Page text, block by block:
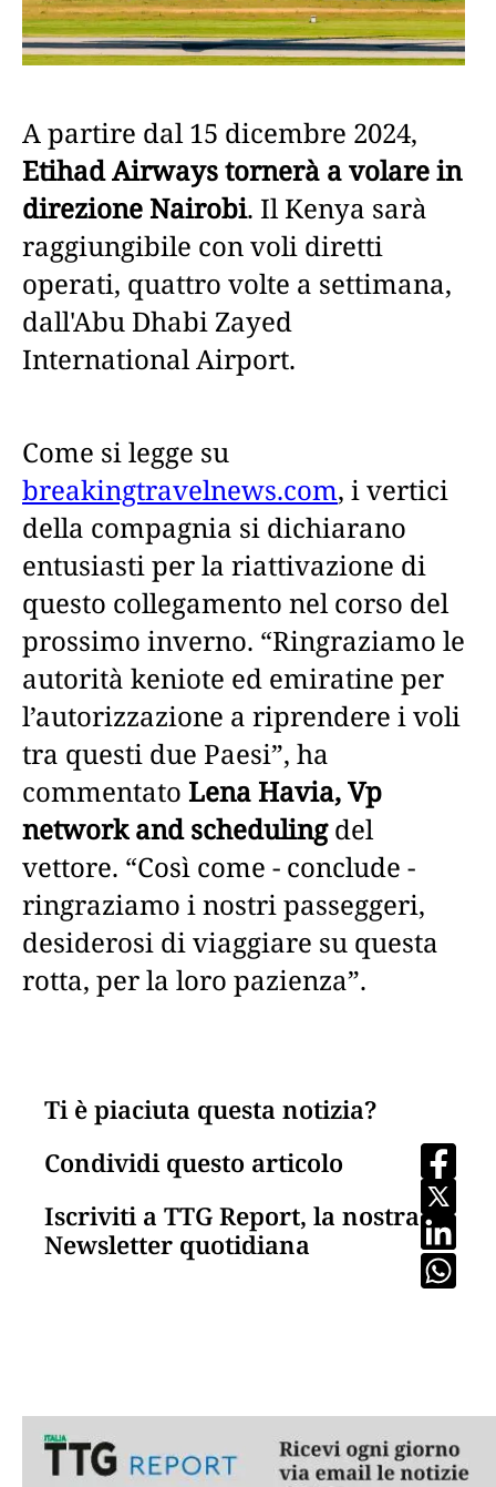
A partire dal 15 dicembre 2024,
Etihad Airways tornerà a volare in
direzione Nairobi. Il Kenya sarà
raggiungibile con voli diretti
operati, quattro volte a settimana,
dall'Abu Dhabi Zayed
International Airport.
Come si legge su
breakingtravelnews.com, i vertici
della compagnia si dichiarano
entusiasti per la riattivazione di
questo collegamento nel corso del
prossimo inverno. “Ringraziamo le
autorità keniote ed emiratine per
l’autorizzazione a riprendere i voli
tra questi due Paesi”, ha
commentato Lena Havia, Vp
network and schedulingdel
vettore. “Così come - conclude -
ringraziamo i nostri passeggeri,
desiderosi di viaggiare su questa
rotta, per la loro pazienza”.
Ti è piaciuta questa notizia?
Condividi questo articolo
Iscriviti a TTG Report, la nostra
Newsletter quotidiana